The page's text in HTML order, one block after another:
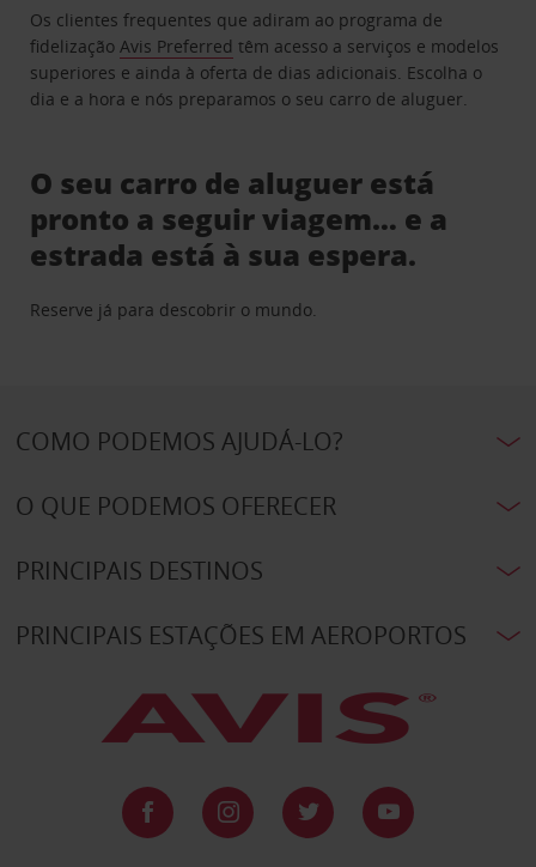
Os clientes frequentes que adiram ao programa de
fidelizaçãoAvis Preferred têm acesso a serviços e modelos
superiores e ainda à oferta de dias adicionais. Escolha o
dia e a hora e nós preparamos o seu carro de aluguer.
O seu carro de aluguer está
pronto a seguir viagem… e a
estrada está à sua espera.
Reserve já para descobrir o mundo.
COMO PODEMOS AJUDÁ-LO?
O QUE PODEMOS OFERECER
PRINCIPAIS DESTINOS
PRINCIPAIS ESTAÇÕES EM AEROPORTOS